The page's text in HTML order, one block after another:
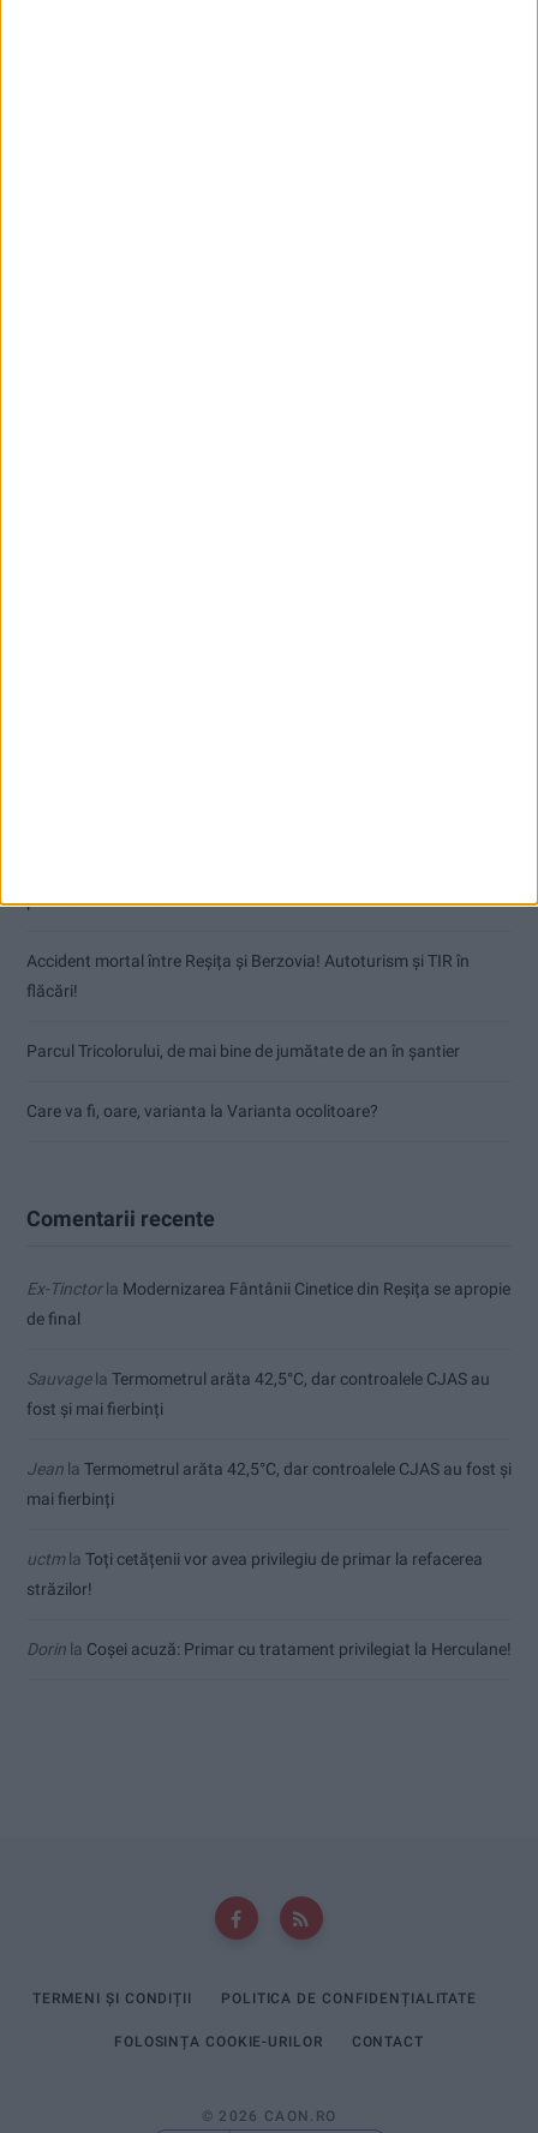
punctele de la Satu Mare
Accident mortal între Reșița și Berzovia! Autoturism și TIR în
flăcări!
Parcul Tricolorului, de mai bine de jumătate de an în șantier
Care va fi, oare, varianta la Varianta ocolitoare?
Comentarii recente
Ex-Tinctorla Modernizarea Fântânii Cinetice din Reșița se apropie
de final
Sauvagela Termometrul arăta 42,5°C, dar controalele CJAS au
fost și mai fierbinți
Jean la Termometrul arăta 42,5°C, dar controalele CJAS au fost și
mai fierbinți
uctmla Toți cetățenii vor avea privilegiu de primar la refacerea
străzilor!
Dorin la Coșei acuză: Primar cu tratament privilegiat la Herculane!
TERMENI ȘI CONDIȚII POLITICA DE CONFIDENȚIALITATE
FOLOSINȚA COOKIE-URILOR CONTACT
© 2026 CAON.RO